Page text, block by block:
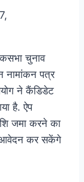
चुनाव
नामांकन पत्र
ने कैंडिडेट
है. ऐप
जमा करने का
आवेदन कर सकेंगे